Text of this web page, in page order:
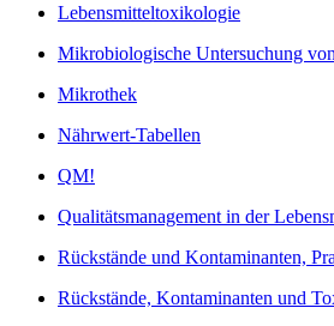
Lebensmitteltoxikologie
Mikrobiologische Untersuchung
Mikrothek
Nährwert-Tabellen
QM!
Qualitätsmanagement in der
Rückstände und Kontaminanten,
Rückstände, Kontaminanten und